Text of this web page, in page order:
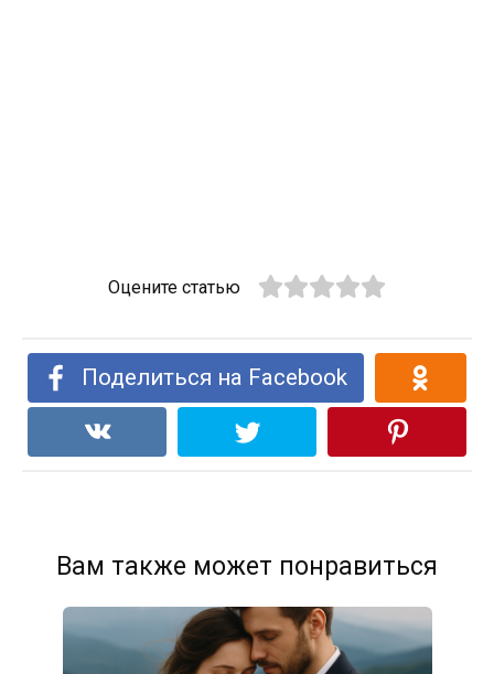
Оцените статью
Поделиться на Facebook
Вам также может понравиться